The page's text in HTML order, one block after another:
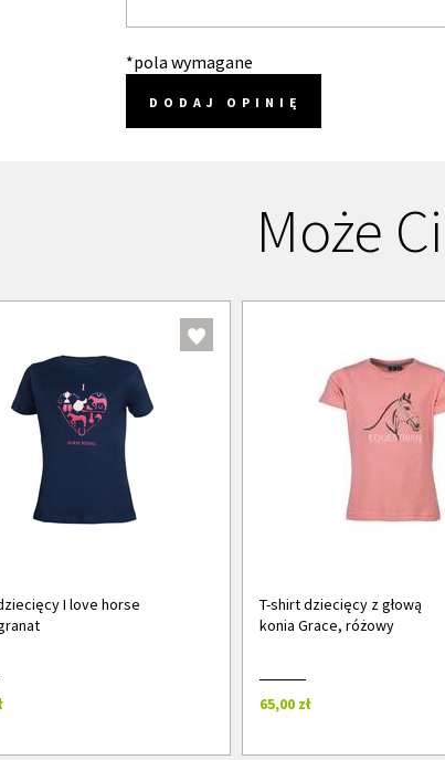
*pola wymagane
DODAJ OPINIĘ
Może
I love horse
T-shirt dziecięcy z głową
konia Grace, różowy
65,00 zł